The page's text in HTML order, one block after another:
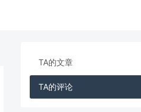
TA的文章
TA的评论